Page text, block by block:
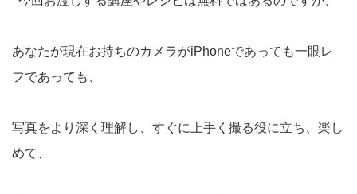
あなたが現在お持ちのカメラがiPhoneであっても一眼レ
フであっても、
写真をより深く理解し、すぐに上手く撮る役に立ち、楽し
めて、